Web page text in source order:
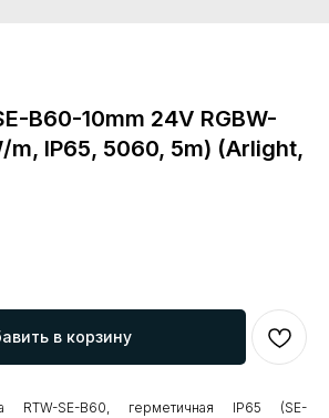
B60-10mm 24V RGBW-
m, IP65, 5060, 5m) (Arlight,
в корзину
RTW-SE-B60, герметичная IP65 (SE-